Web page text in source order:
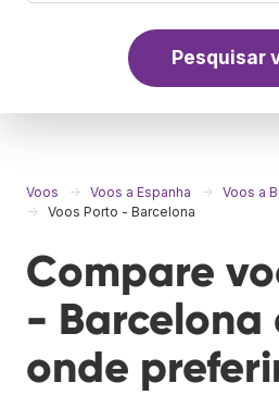
Pesquisar
Voos Voos a Espanha
Voos a
Voos Porto - Barcelona
Compare
- Barcelona
onde